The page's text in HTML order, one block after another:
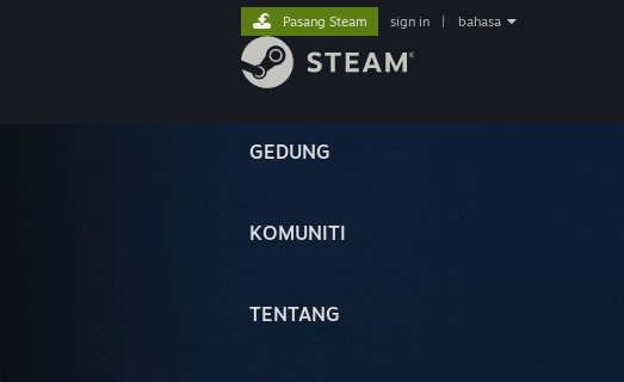
GEDUNG
KOMUNITI
TENTANG
Pasang Steam sign in bahasa